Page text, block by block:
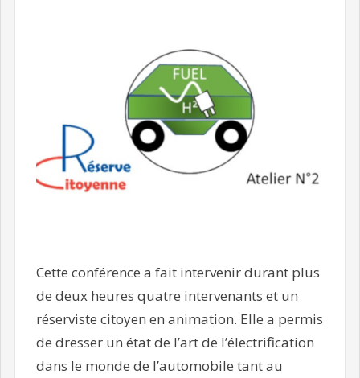
Cette conférence a fait intervenir durant plus
de deux heures quatre intervenants et un
réserviste citoyen en animation. Elle a permis
de dresser un état de l’art de l’électrification
dans le monde de l’automobile tant au